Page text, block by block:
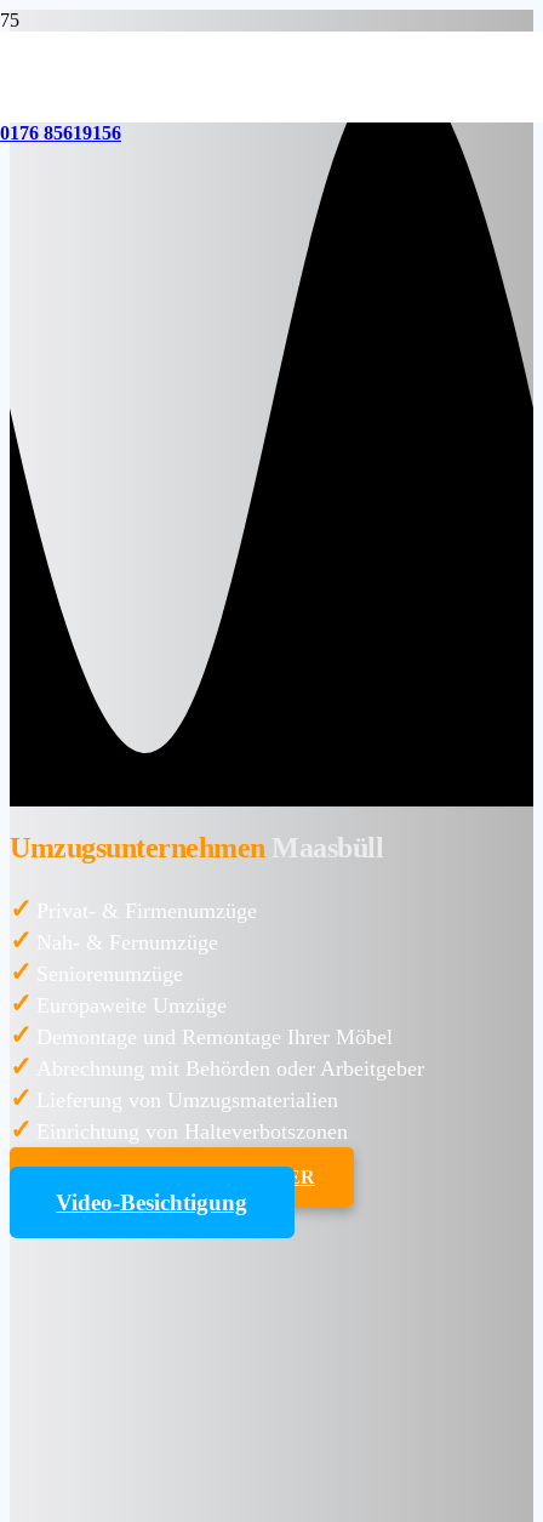
0176 85619156
Umzugsunternehmen Maasbüll
✓ Privat- & Firmenumzüge
✓ Nah- & Fernumzüge
✓ Seniorenumzüge
✓ Europaweite Umzüge
✓ Demontage und Remontage Ihrer Möbel
✓ Abrechnung mit Behörden oder Arbeitgeber
✓ Lieferung von Umzugsmaterialien
✓ Einrichtung von Halteverbotszonen
UMZUGSKOSTENRECHNER
Video-Besichtigung